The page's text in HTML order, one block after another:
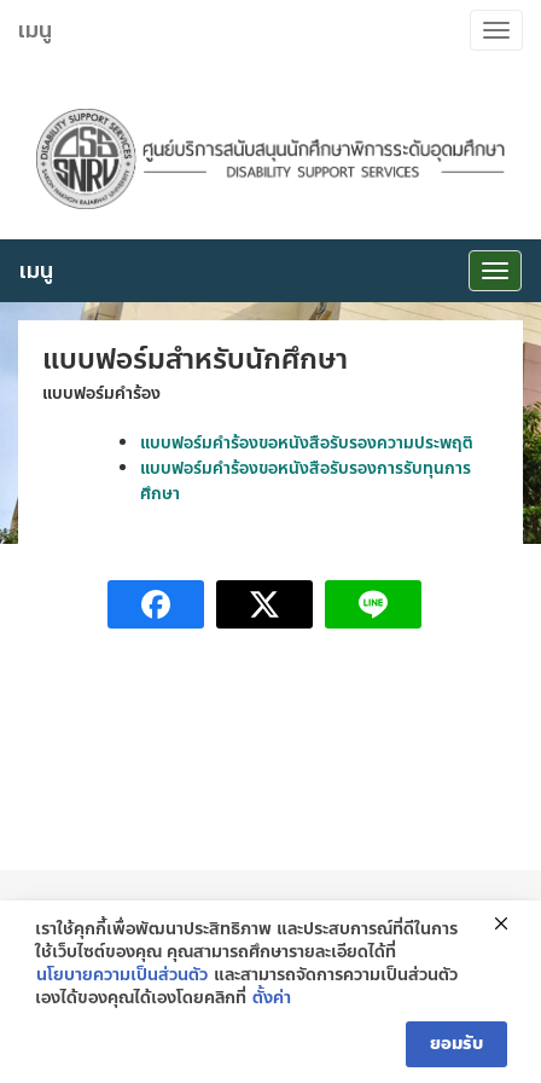
ไป
Toggle
เมนู
Toggle
เมนู
แบบฟอร์มสำหรับนักศึกษา
แบบฟอร์มคำร้อง
แบบฟอร์มคำร้องขอหนังสือรับรองความประพฤติ
แบบฟอร์มคำร้องขอหนังสือรับรองการรับทุนการ
ศึกษา
ติดต่อ
ศูนย์บริการสนับสนุนนักศึกษาพิการระดับอุดมศึกษา มหาวิทยาลัยราชภัฏสกลนคร เลขที่
680 ถนนนิตโย ตำบลธาตุเชิงชุม อำเภอเมือง จังหวัดสกลนคร 47000 โทรสาร 0-
4297-0334 E-mail : dss.snru@snru.ac.th
Copyright@ 2015 Sakon Nakhon Rajabhat University
เราใช้คุกกี้เพื่อพัฒนาประสิทธิภาพ และประสบการณ์ที่ดีในการ
ใช้เว็บไซต์ของคุณ คุณสามารถศึกษารายละเอียดได้ที่
นโยบายความเป็นส่วนตัว และสามารถจัดการความเป็นส่วนตัว
เองได้ของคุณได้เองโดยคลิกที่ ตั้งค่า
ยอมรับ
ติดต่อเรา